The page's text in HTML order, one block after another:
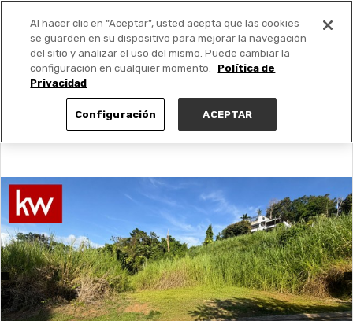
PUBLICA GRATIS +
Al hacer clic en “Aceptar”, usted acepta que las cookies
se guarden en su dispositivo para mejorar la navegación
del sitio y analizar el uso del mismo. Puede cambiar la
configuración en cualquier momento.
Política de
Privacidad
Configuración ACEPTAR